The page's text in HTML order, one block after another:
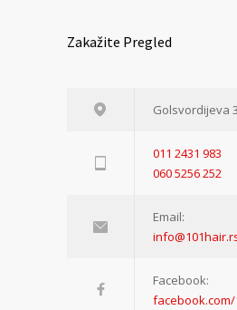
Zakažite Pregled
Golsvordijeva
011 2431 983
060 5256 252
Email:
Facebook: